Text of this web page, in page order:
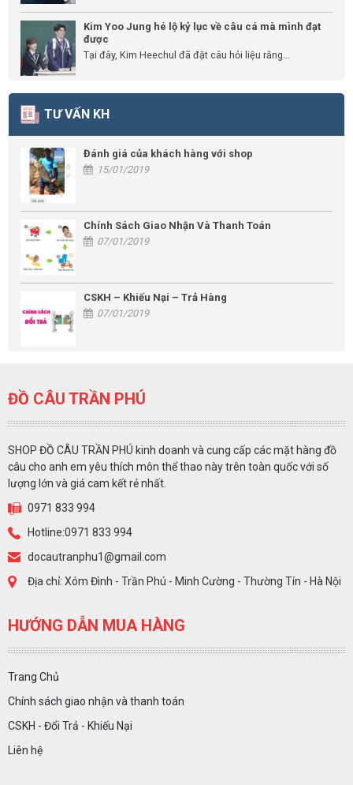
Kim Yoo Jung hé lộ kỷ lục về câu cá mà mình đạt
được
Tại đây, Kim Heechul đã đặt câu hỏi liệu rằng...
TƯ VẤN KH
Đánh giá của khách hàng với shop
15/01/2019
Chính Sách Giao Nhận Và Thanh Toán
07/01/2019
CSKH – Khiếu Nại – Trả Hàng
07/01/2019
ĐỒ CÂU TRẦN PHÚ
SHOP ĐỒ CÂU TRẦN PHÚ kinh doanh và cung cấp các mặt hàng đồ
câu cho anh em yêu thích môn thể thao này trên toàn quốc với số
lượng lớn và giá cam kết rẻ nhất.
0971 833 994
Hotline:0971 833 994
docautranphu1@gmail.com
Địa chỉ: Xóm Đình - Trần Phú - Minh Cường - Thường Tín - Hà Nội
HƯỚNG DẪN MUA HÀNG
Trang Chủ
Chính sách giao nhận và thanh toán
CSKH - Đổi Trả - Khiếu Nại
Liên hệ